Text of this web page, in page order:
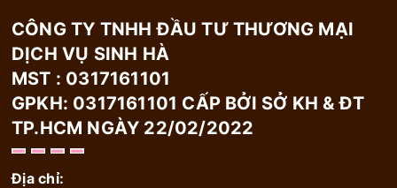
CÔNG TY TNHH ĐẦU TƯ THƯƠNG MẠI
DỊCH VỤ SINH HÀ
MST : 0317161101
GPKH: 0317161101 CẤP BỞI SỞ KH & ĐT
TP.HCM NGÀY 22/02/2022
Địa chỉ: